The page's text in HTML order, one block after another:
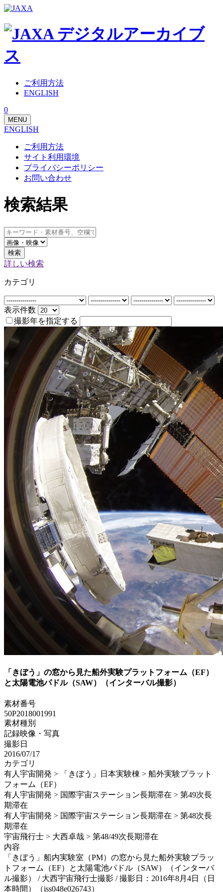
ご利用方法
ENGLISH
0
MENU
ENGLISH
ご利用方法
サイト利用環境
プライバシーポリシー
お問い合わせ
検索結果
検索
詳しい検索
カテゴリ
表示件数
撮影年を指定する
「きぼう」の窓から見た船外実験プラットフォーム（EF）
と太陽電池パドル（SAW）（インターバル撮影）
素材番号
50P2018001991
素材種別
記録映像・写真
撮影日
2016/07/17
カテゴリ
有人宇宙開発 > 「きぼう」日本実験棟 > 船外実験プラット
フォーム（EF）
有人宇宙開発 > 国際宇宙ステーション長期滞在 > 第49次長
期滞在
有人宇宙開発 > 国際宇宙ステーション長期滞在 > 第48次長
期滞在
宇宙飛行士 > 大西卓哉 > 第48/49次長期滞在
内容
「きぼう」船内実験室（PM）の窓から見た船外実験プラッ
トフォーム（EF）と太陽電池パドル（SAW）（インターバ
ル撮影） / 大西宇宙飛行士撮影 / 撮影日：2016年8月4日（日
本時間）（iss048e026743）